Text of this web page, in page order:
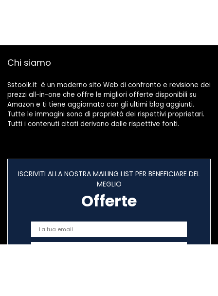
Chi siamo
Sstoolk.it è un moderno sito Web di confronto e revisione dei
prezzi all-in-one che offre le migliori offerte disponibili su
Amazon e ti tiene aggiornato con gli ultimi blog aggiunti.
Tutte le immagini sono di proprietà dei rispettivi proprietari.
Tutti i contenuti citati derivano dalle rispettive fonti.
ISCRIVITI ALLA NOSTRA MAILING LIST PER BENEFICIARE DEL
MEGLIO
Offerte